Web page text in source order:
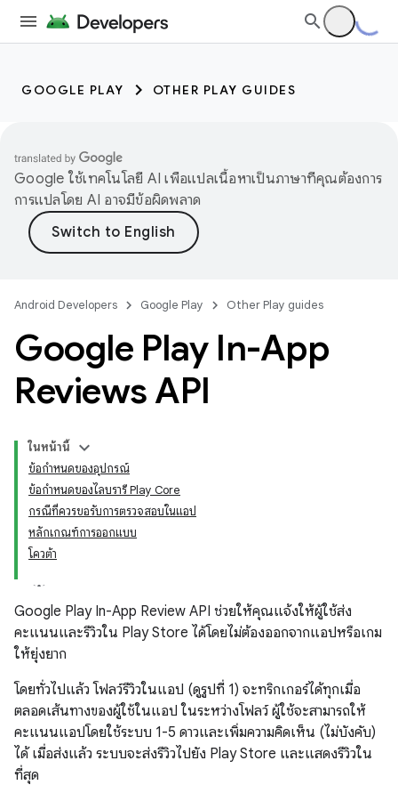
GOOGLE PLAY OTHER PLAY GUIDES
Google ใช้เทคโนโลยี AI เพื่อแปลเนื้อหาเป็นภาษาที่คุณต้องการ
การแปลโดย AI อาจมีข้อผิดพลาด
Android Developers Google Play Other Play guides
Google Play In-App
Reviews API
ในหน้านี้
ข้อกำหนดของอุปกรณ์
ข้อกำหนดของไลบรารี Play Core
กรณีที่ควรขอรับการตรวจสอบในแอป
หลักเกณฑ์การออกแบบ
โควต้า
Google Play In-App Review API ช่วยให้คุณแจ้งให้ผู้ใช้ส่ง
คะแนนและรีวิวใน Play Store ได้โดยไม่ต้องออกจากแอปหรือเกม
ให้ยุ่งยาก
โดยทั่วไปแล้ว โฟลว์รีวิวในแอป (ดูรูปที่ 1) จะทริกเกอร์ได้ทุกเมื่อ
ตลอดเส้นทางของผู้ใช้ในแอป ในระหว่างโฟลว์ ผู้ใช้จะสามารถให้
คะแนนแอปโดยใช้ระบบ 1-5 ดาวและเพิ่มความคิดเห็น (ไม่บังคับ)
ได้ เมื่อส่งแล้ว ระบบจะส่งรีวิวไปยัง Play Store และแสดงรีวิวใน
ที่สุด